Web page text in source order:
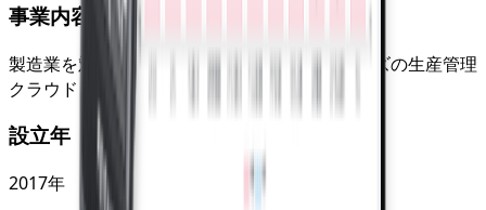
事業内容
製造業を対象に、業界初の完全ノンカスタマイズの生産管理
クラウド「SmartF」を開発・提供
設立年
2017年